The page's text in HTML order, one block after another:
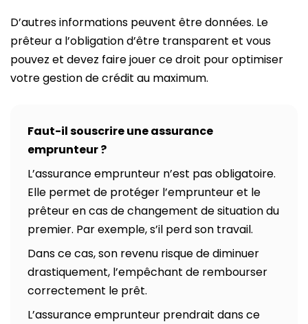
D’autres informations peuvent être données. Le
prêteur a l’obligation d’être transparent et vous
pouvez et devez faire jouer ce droit pour optimiser
votre gestion de crédit au maximum.
Faut-il souscrire une assurance
emprunteur ?
L’assurance emprunteur n’est pas obligatoire.
Elle permet de protéger l’emprunteur et le
prêteur en cas de changement de situation du
premier. Par exemple, s’il perd son travail.
Dans ce cas, son revenu risque de diminuer
drastiquement, l’empêchant de rembourser
correctement le prêt.
L’assurance emprunteur prendrait dans ce